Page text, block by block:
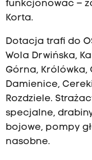
funkcjonować –
Korta.
Dotacja trafi do
Wola Drwińska,
Górna, Królówka,
Damienice,
Rozdziele.
specjalne,
bojowe, pompy
nasobne.